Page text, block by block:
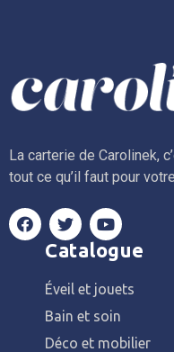
La carterie de Carolinek,
tout ce qu’il faut pour
Catalogue
Éveil et jouets
Bain et soin
Déco et mobilier